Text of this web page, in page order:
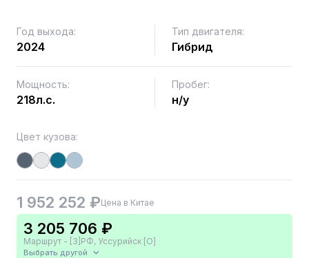
Год выхода:
2024
Тип двигателя:
Гибрид
Мощность:
218л.с.
Пробег:
н/у
Цвет кузова:
1 952 252 ₽Цена в Китае
3 205 706 ₽
Маршрут - [3]РФ, Уссурийск [О]
Выбрать другой